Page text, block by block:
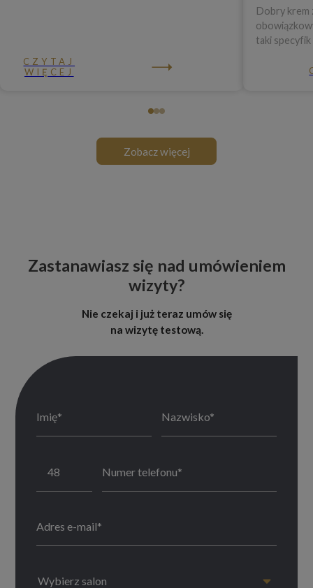
CZYTAJ
WIĘCEJ
Dobry
taki specyfik
Zobacz więcej
Zastanawiasz się nad umówieniem
wizyty?
Nie czekaj i już teraz umów się
na wizytę testową.
Wybierz salon